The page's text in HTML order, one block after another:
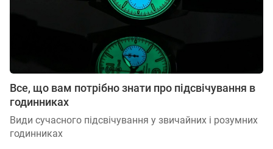
Все, що вам потрібно знати про підсвічування в
годинниках
Види сучасного підсвічування у звичайних і розумних
годинниках